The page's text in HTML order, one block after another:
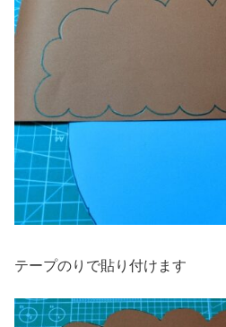
テープのりで貼り付けます